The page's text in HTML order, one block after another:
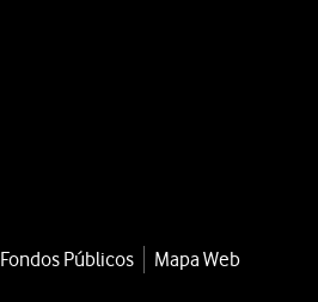
Fondos Públicos
Mapa Web